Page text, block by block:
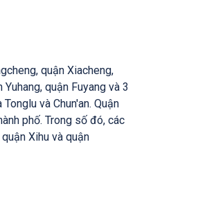
quận Xiacheng,
quận Fuyang và 3
và Chun'an. Quận
phố. Trong số đó, các
Xihu và quận